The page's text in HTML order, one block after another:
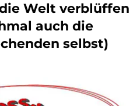
Welt verblüffen
auch die
selbst)